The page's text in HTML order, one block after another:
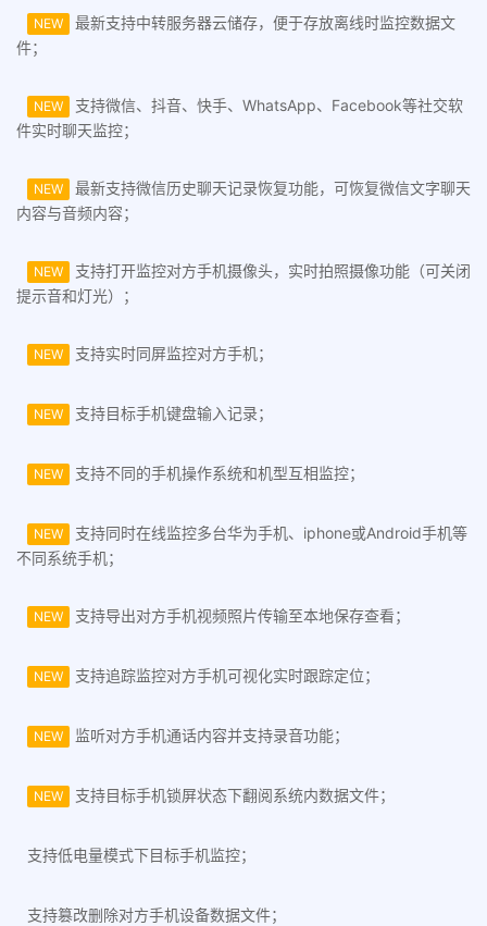
NEW
最新支持中转服务器云储存，便于存放离线时监控数据文
件；
NEW
支持微信、抖音、快手、WhatsApp、Facebook等社交软
件实时聊天监控；
NEW
最新支持微信历史聊天记录恢复功能，可恢复微信文字聊天
内容与音频内容；
NEW
支持打开监控对方手机摄像头，实时拍照摄像功能（可关闭
提示音和灯光）；
NEW 支持实时同屏监控对方手机；
NEW 支持目标手机键盘输入记录；
NEW 支持不同的手机操作系统和机型互相监控；
NEW
支持同时在线监控多台华为手机、iphone或Android手机等
不同系统手机；
NEW 支持导出对方手机视频照片传输至本地保存查看；
NEW 支持追踪监控对方手机可视化实时跟踪定位；
NEW 监听对方手机通话内容并支持录音功能；
NEW 支持目标手机锁屏状态下翻阅系统内数据文件；
支持低电量模式下目标手机监控；
支持篡改删除对方手机设备数据文件；